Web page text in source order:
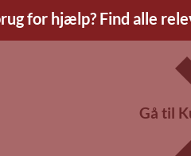
for hjælp? Find alle
Gå til